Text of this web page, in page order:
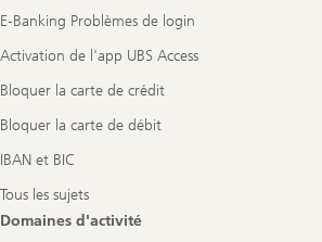
E-Banking Problèmes de login
Activation de l'app UBS Access
Bloquer la carte de crédit
Bloquer la carte de débit
IBAN et BIC
Tous les sujets
Domaines d'activité